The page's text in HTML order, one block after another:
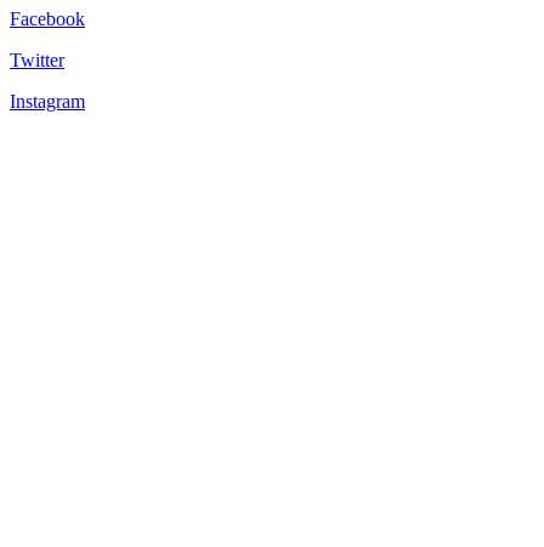
Facebook
Twitter
Instagram